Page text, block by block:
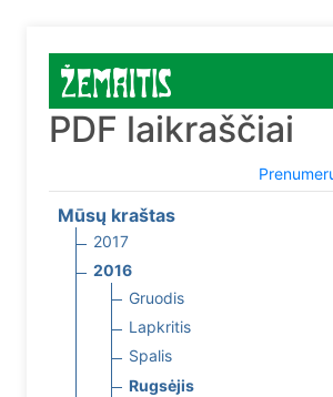
PDF laikraščiai
Mūsų kraštas
2017
2016
Gruodis
Lapkritis
Spalis
Rugsėjis